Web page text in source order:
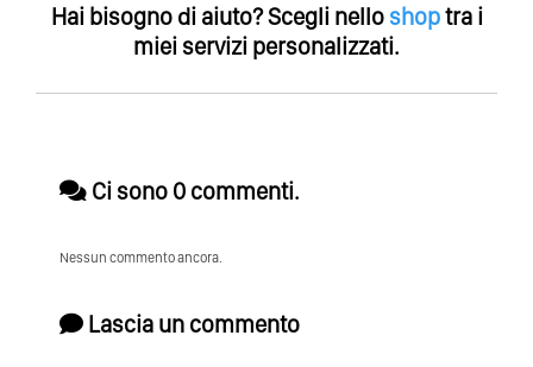
Hai bisogno di aiuto?Scegli nello shoptra i
miei servizi personalizzati.
Ci sono 0 commenti.
Nessun commento ancora.
Lascia un commento